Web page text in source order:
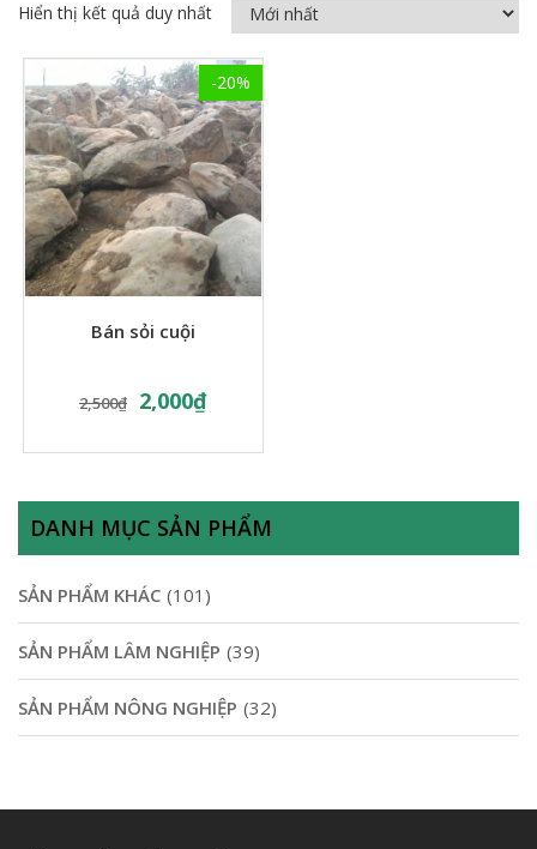
Hiển thị kết quả duy nhất
-20%
Bán sỏi cuội
2,500₫ 2,000₫
DANH MỤC SẢN PHẨM
SẢN PHẨM KHÁC (101)
SẢN PHẨM LÂM NGHIỆP (39)
SẢN PHẨM NÔNG NGHIỆP (32)